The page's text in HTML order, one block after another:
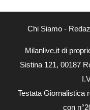
Chi Siamo-
Milanlive.it di
Sistina 121, 00187
Testata Giornalistica
con